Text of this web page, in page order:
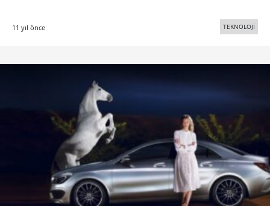
11 yıl önce TEKNOLOJİ